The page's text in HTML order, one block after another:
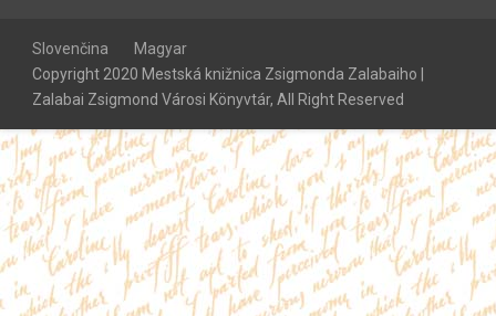
Slovenčina
Magyar
Copyright 2020 Mestská knižnica Zsigmonda Zalabaiho |
Zalabai Zsigmond Városi Könyvtár, All Right Reserved